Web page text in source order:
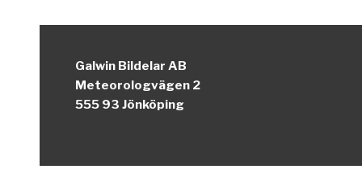
Galwin Bildelar AB
Meteorologvägen 2
555 93 Jönköping